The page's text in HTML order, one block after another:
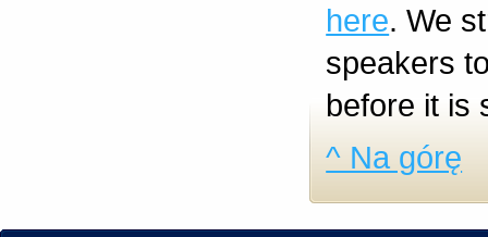
here. We
speakers
before it is
^ Na górę